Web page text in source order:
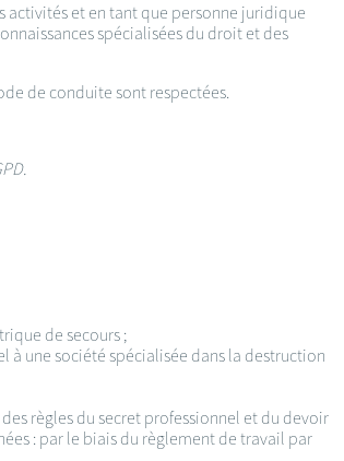
activités et en tant que personne juridique
spécialisées du droit et des
de conduite sont respectées.
de secours ;
à une société spécialisée dans la destruction
règles du secret professionnel et du devoir
: par le biais du règlement de travail par